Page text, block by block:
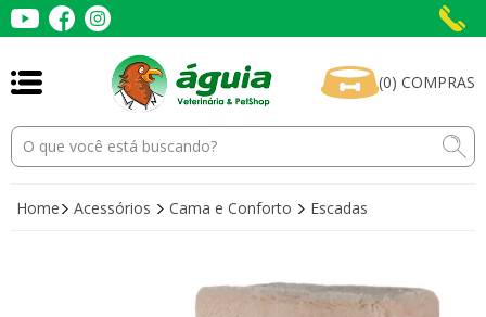
(0) COMPRAS
Home Acessórios Cama e Conforto Escadas